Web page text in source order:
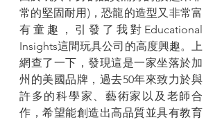
常的堅固耐用)，恐龍的造型又非常富
有童趣，引發了我對Educational
Insights這間玩具公司的高度興趣。上
網查了一下，發現這是一家坐落於加
州的美國品牌，過去50年來致力於與
許多的科學家、藝術家以及老師合
作，希望能創造出高品質並具有教育